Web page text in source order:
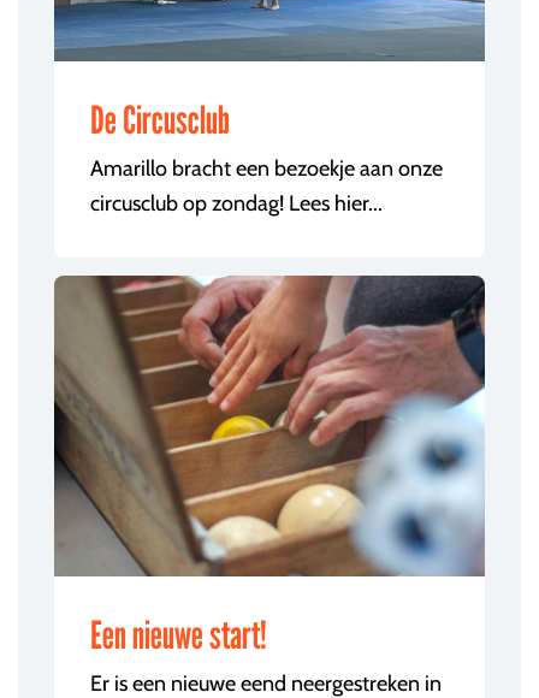
De Circusclub
Amarillo bracht een bezoekje aan onze
circusclub op zondag! Lees hier...
Een nieuwe start!
Er is een nieuwe eend neergestreken in